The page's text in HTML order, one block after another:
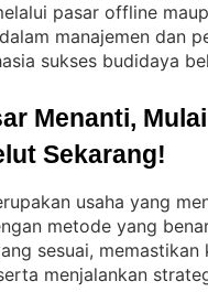
pasar offline
manajemen dan
sukses budidaya
Menanti,
Sekarang!
usaha yang
metode yang
sesuai, memastikan
menjalankan